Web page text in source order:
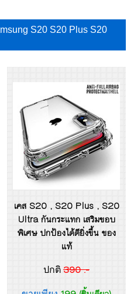
S20 S20 Plus S20
เคส S20 , S20 Plus , S20
Ultra กันกระแทก เสริมขอบ
พิเศษ ปกป้องได้ดียิ่งขึ้น ของ
แท้
ปกติ 390 .-